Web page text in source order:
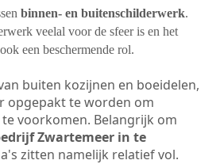
binnen- en buitenschilderwerk.
veelal voor de sfeer is en het
een beschermende rol.
buiten kozijnen en boeidelen,
opgepakt te worden om
voorkomen. Belangrijk om
Zwartemeer in te
zitten namelijk relatief vol.